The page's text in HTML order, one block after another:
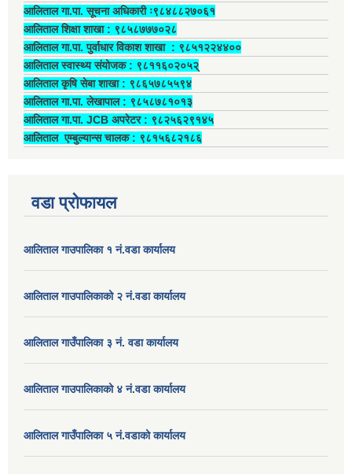
आलिताल गा.पा. सूचना अधिकारी ः९८४८८२७०६१
आलिताल शिक्षा शाखा : ९८५८७७७०२८
आलिताल गा.पा. पुर्वाधार विकाश शाखा ‍: ९८५१२२४४००
आलिताल स्वास्थ्य संयोजक ‍: ९८११६०२०५२्
आलिताल कृषि सेबा शाखा : ९८६५७८५५९४
आलिताल गा.पा. लेखापाल ‍: ९८५८७८१०१३
आलिताल गा.पा. JCB अपरेटर ‍: ९८२५६२९१४५
आलिताल एम्बुल्यान्स चालक ‍: ९८१५६८२१८६
वडा प्रोफायल
आलिताल गाउपालिका १ नं.वडा कार्यालय
आलिताल गाउपालिकाको २ नं.वडा कार्यालय
आलिताल गाउँपालिका ३ नं. वडा कार्यालय
आलिताल गाउपालिकाको ४ नं.वडा कार्यालय
आलिताल गाउँपालिका ५ नं.वडाको कार्यालय